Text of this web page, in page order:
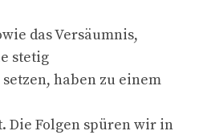
das Versäumnis,
stetig
haben zu einem
Die Folgen spüren wir in